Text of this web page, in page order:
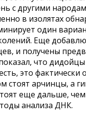
с другими
в изолятах
один
Еще
и получены
что
это фактически
стоят арчинцы, а
еще дальше,
анализа ДНК.